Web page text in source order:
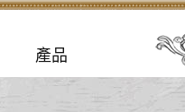
產品